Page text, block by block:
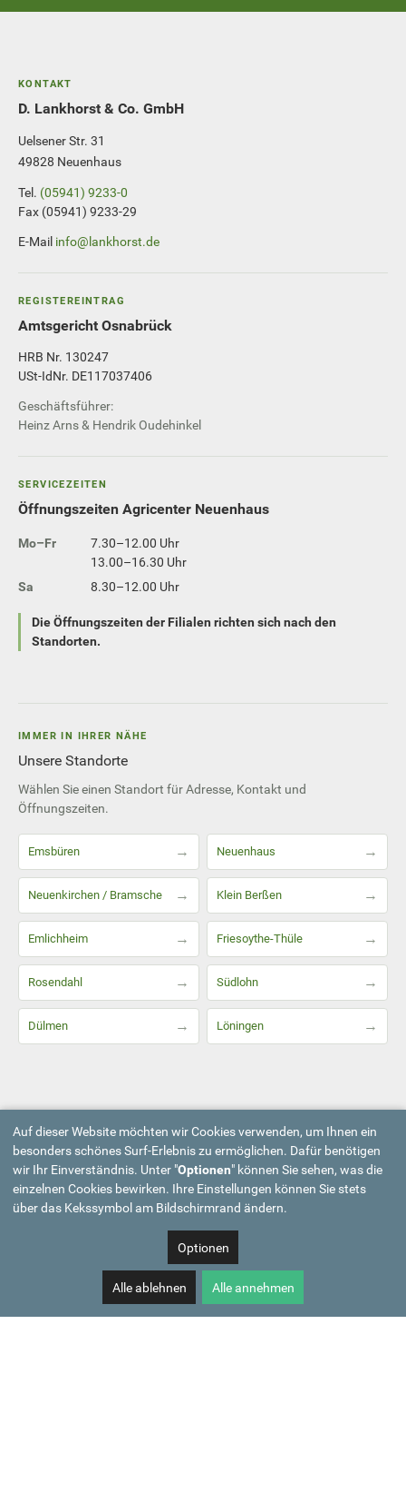
KONTAKT
D. Lankhorst & Co. GmbH
Uelsener Str. 31
49828 Neuenhaus
Tel. (05941) 9233-0
Fax (05941) 9233-29
E-Mail info@lankhorst.de
REGISTEREINTRAG
Amtsgericht Osnabrück
HRB Nr. 130247
USt-IdNr. DE117037406
Geschäftsführer:
Heinz Arns & Hendrik Oudehinkel
SERVICEZEITEN
Öffnungszeiten Agricenter Neuenhaus
Mo–Fr
7.30–12.00 Uhr
13.00–16.30 Uhr
Sa
8.30–12.00 Uhr
Die Öffnungszeiten der Filialen richten sich nach den
Standorten.
IMMER IN IHRER NÄHE
Unsere Standorte
Wählen Sie einen Standort für Adresse, Kontakt und
Öffnungszeiten.
Emsbüren → Neuenhaus →
Neuenkirchen / Bramsche → Klein Berßen →
Emlichheim → Friesoythe-Thüle →
Rosendahl → Südlohn →
Dülmen → Löningen →
Auf dieser Website möchten wir Cookies verwenden, um Ihnen ein
besonders schönes Surf-Erlebnis zu ermöglichen. Dafür benötigen
wir Ihr Einverständnis. Unter "Optionen" können Sie sehen, was die
einzelnen Cookies bewirken. Ihre Einstellungen können Sie stets
über das Kekssymbol am Bildschirmrand ändern.
Optionen
Alle ablehnen Alle annehmen